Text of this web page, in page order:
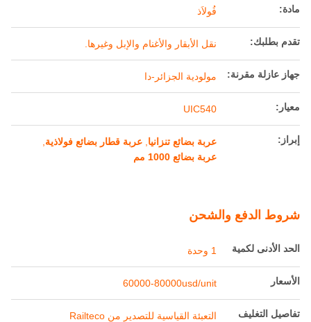
مادة: فُولاَذ
تقدم بطلبك: نقل الأبقار والأغنام والإبل وغيرها.
جهاز عازلة مقرنة: مولودية الجزائر-دا
معيار: UIC540
إبراز: عربة بضائع تنزانيا عربة قطار بضائع فولاذية
عربة بضائع 1000 مم
شروط الدفع والشحن
الحد الأدنى لكمية 1 وحدة
الأسعار 60000-80000usd/unit
تفاصيل التغليف التعبئة القياسية للتصدير من Railteco